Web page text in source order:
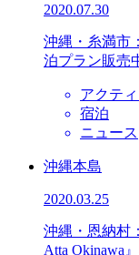
2020.07.30
沖縄・糸満市
泊プラン販売
アクテ
宿泊
ニュース
沖縄本島
2020.03.25
沖縄・恩納村
Atta Okinawa